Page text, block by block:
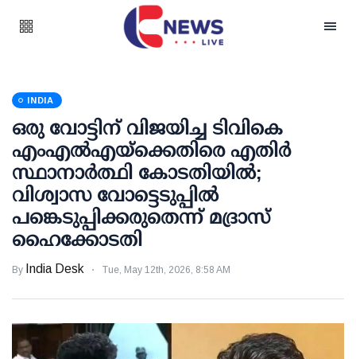
INDIA
ഒരു വോട്ടിന് വിജയിച്ച ടിവികെ
എംഎല്‍എയ്‌ക്കെതിരെ എതിര്‍
സ്ഥാനാര്‍ത്ഥി കോടതിയില്‍;
വിശ്വാസ വോട്ടെടുപ്പില്‍
പങ്കെടുപ്പിക്കരുതെന്ന് മദ്രാസ്
ഹൈക്കോടതി
By India Desk Tue, May 12th, 2026, 8:58 AM